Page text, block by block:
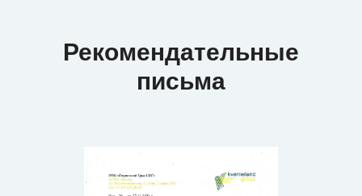
Рекомендательные
письма